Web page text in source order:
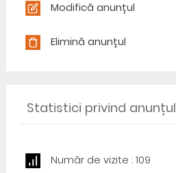
Modifică anunțul
Elimină anunțul
Statistici privind anunțul
Număr de vizite : 109